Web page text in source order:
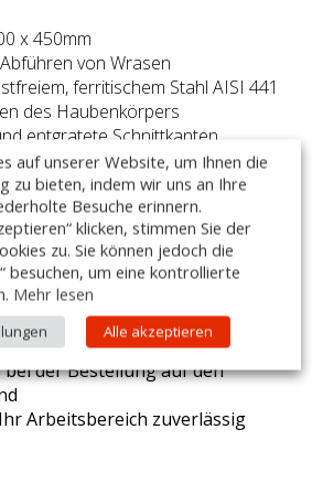
x 450mm
von Wrasen
ferritischem Stahl AISI 441
des Haubenkörpers
entgratete Schnittkanten
mit
(230 V), IP68
Typ B (Standard)
+2x 400x500mm
möglich
der Bestellung auf den
Arbeitsbereich zuverlässig
auf unserer Website, um Ihnen die
zu bieten, indem wir uns an Ihre
Besuche erinnern.
klicken, stimmen Sie der
zu. Sie können jedoch die
besuchen, um eine kontrollierte
Mehr lesen
Alle akzeptieren